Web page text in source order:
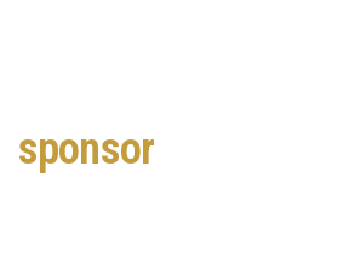
sponsor